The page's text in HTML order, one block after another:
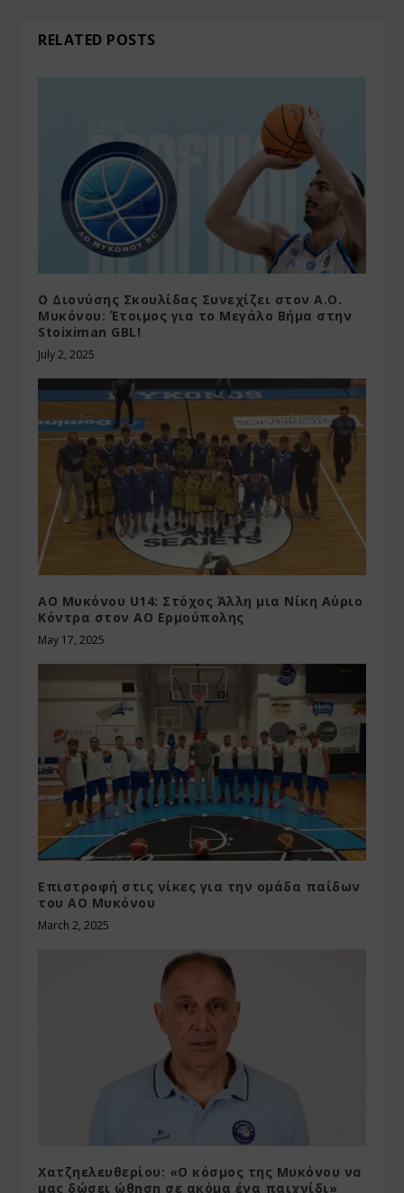
RELATED POSTS
Ο Διονύσης Σκουλίδας Συνεχίζει στον Α.Ο.
Μυκόνου: Έτοιμος για το Μεγάλο Βήμα στην
Stoiximan GBL!
July 2, 2025
ΑΟ Μυκόνου U14: Στόχος Άλλη μια Νίκη Αύριο
Κόντρα στον ΑΟ Ερμούπολης
May 17, 2025
Επιστροφή στις νίκες για την ομάδα παίδων
του ΑΟ Μυκόνου
March 2, 2025
Χατζηελευθερίου: «Ο κόσμος της Μυκόνου να
μας δώσει ώθηση σε ακόμα ένα παιχνίδι»